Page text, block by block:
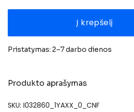
Į krepšelį
Pristatymas: 2–7 darbo dienos
Produkto aprašymas
SKU: I032860_1YAXX_0_CNF